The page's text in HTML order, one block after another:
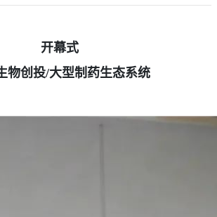
开幕式
物创投/大型制药生态系统